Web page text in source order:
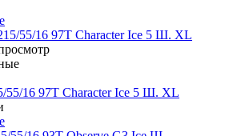
55/16 97T Character Ice 5 Ш. XL